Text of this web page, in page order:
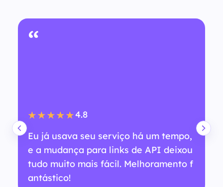
“
★★★★★4.8
Eu já usava seu serviço há um tempo,
e a mudança para links de API deixou
tudo muito mais fácil. Melhoramento f
antástico!